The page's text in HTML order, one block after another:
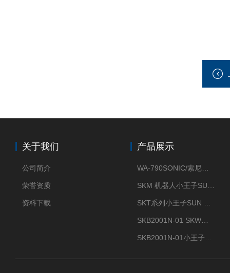
关于我们
公司简介
荣誉资质
资料下载
产品展示